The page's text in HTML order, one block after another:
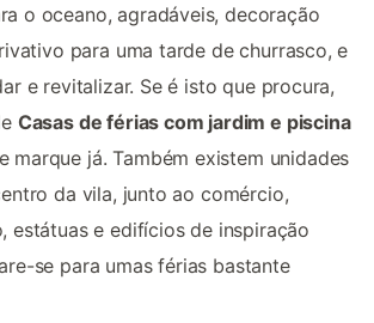
o oceano, agradáveis, decoração
para uma tarde de churrasco, e
e revitalizar. Se é isto que procura,
Casas de férias com jardim e piscina
marque já. Também existem unidades
da vila, junto ao comércio,
estátuas e edifícios de inspiração
se para umas férias bastante